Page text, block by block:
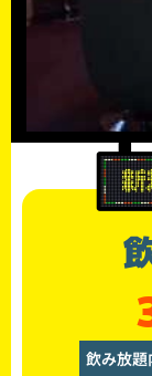
飲み放題